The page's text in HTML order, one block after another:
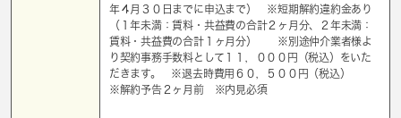
年４月３０日までに申込まで） ※短期解約違約金あり
（１年未満：賃料・共益費の合計２ヶ月分、２年未満：
賃料・共益費の合計１ヶ月分） ※別途仲介業者様よ
り契約事務手数料として１１，０００円（税込）をいた
だきます。 ※退去時費用６０，５００円（税込）
※解約予告２ヶ月前 ※内見必須